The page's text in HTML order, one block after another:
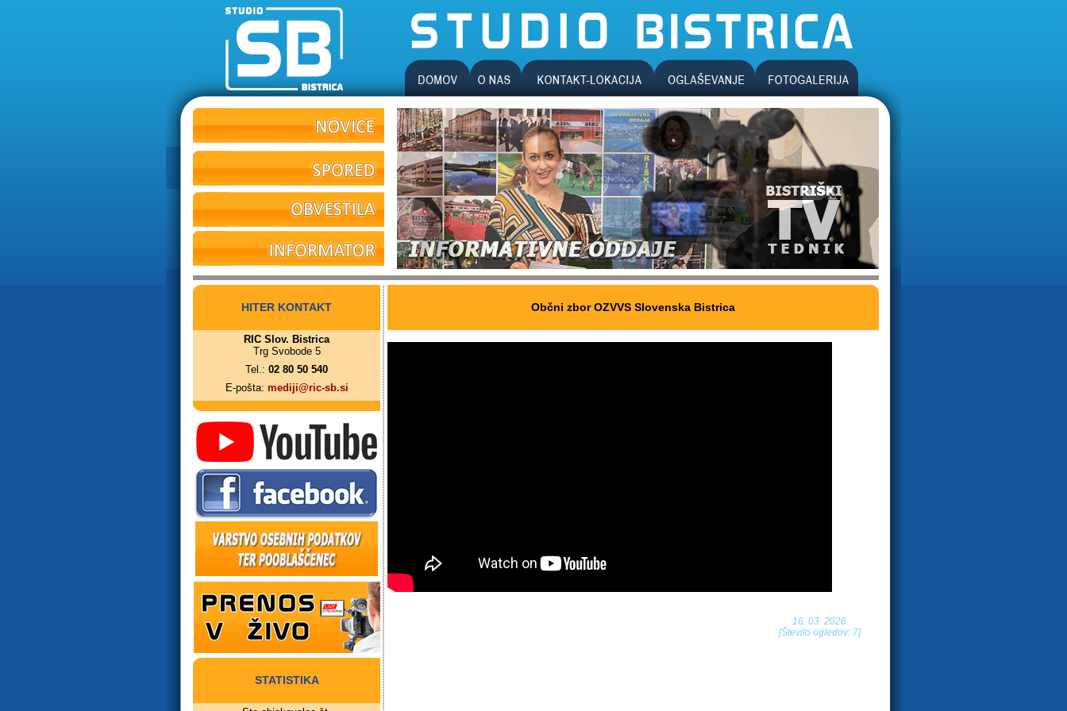
HITER KONTAKT
RIC Slov. Bistrica
Trg Svobode 5
Tel.: 02 80 50 540
E-pošta: mediji@ric-sb.si
STATISTIKA
Občni zbor OZVVS Slovenska Bistrica
16. 03. 2026
[Število ogledov: 7]